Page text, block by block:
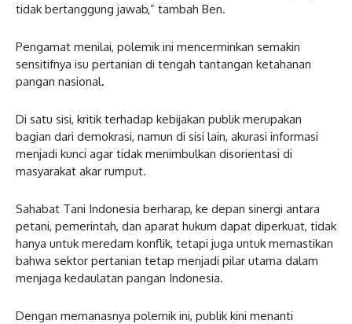
tidak bertanggung jawab,” tambah Ben.
Pengamat menilai, polemik ini mencerminkan semakin
sensitifnya isu pertanian di tengah tantangan ketahanan
pangan nasional.
Di satu sisi, kritik terhadap kebijakan publik merupakan
bagian dari demokrasi, namun di sisi lain, akurasi informasi
menjadi kunci agar tidak menimbulkan disorientasi di
masyarakat akar rumput.
Sahabat Tani Indonesia berharap, ke depan sinergi antara
petani, pemerintah, dan aparat hukum dapat diperkuat, tidak
hanya untuk meredam konflik, tetapi juga untuk memastikan
bahwa sektor pertanian tetap menjadi pilar utama dalam
menjaga kedaulatan pangan Indonesia.
Dengan memanasnya polemik ini, publik kini menanti